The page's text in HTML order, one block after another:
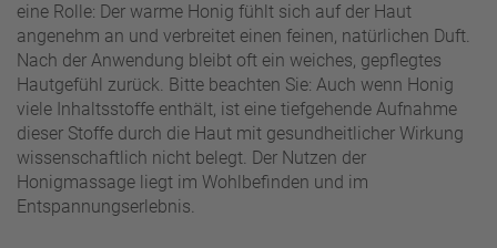
eine Rolle: Der warme Honig fühlt sich auf der Haut
angenehm an und verbreitet einen feinen, natürlichen Duft.
Nach der Anwendung bleibt oft ein weiches, gepflegtes
Hautgefühl zurück. Bitte beachten Sie: Auch wenn Honig
viele Inhaltsstoffe enthält, ist eine tiefgehende Aufnahme
dieser Stoffe durch die Haut mit gesundheitlicher Wirkung
wissenschaftlich nicht belegt. Der Nutzen der
Honigmassage liegt im Wohlbefinden und im
Entspannungserlebnis.